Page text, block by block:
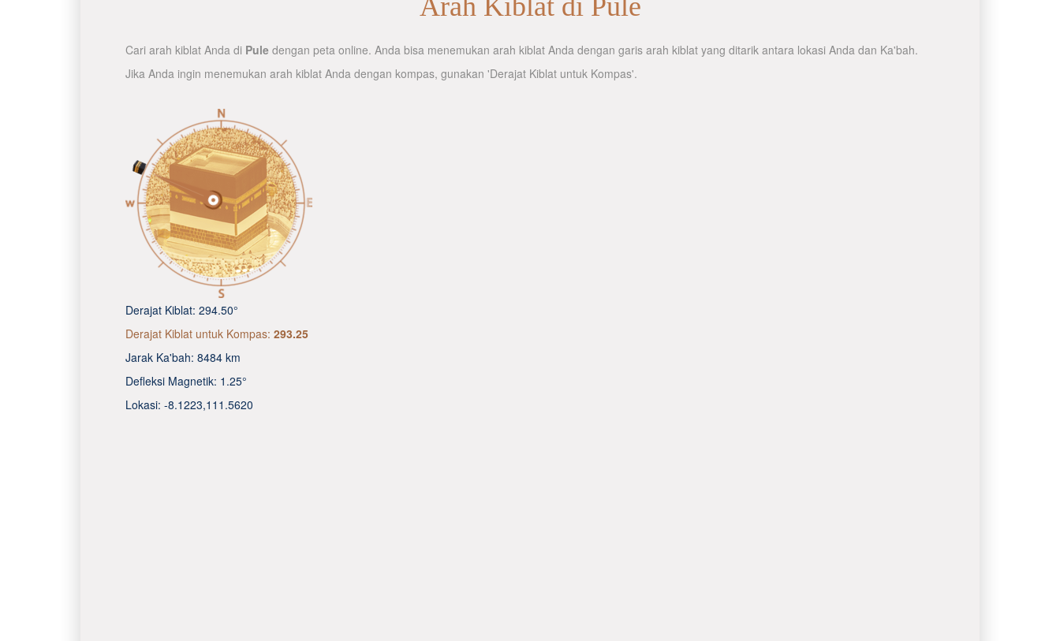
Arah Kiblat di Pule
Cari arah kiblat Anda di Pule dengan peta online. Anda bisa menemukan arah kiblat Anda dengan garis arah kiblat yang ditarik antara lokasi Anda dan Ka'bah.
Jika Anda ingin menemukan arah kiblat Anda dengan kompas, gunakan 'Derajat Kiblat untuk Kompas'.
Derajat Kiblat: 294.50°
Derajat Kiblat untuk Kompas: 293.25
Jarak Ka'bah: 8484 km
Defleksi Magnetik: 1.25°
Lokasi: -8.1223,111.5620